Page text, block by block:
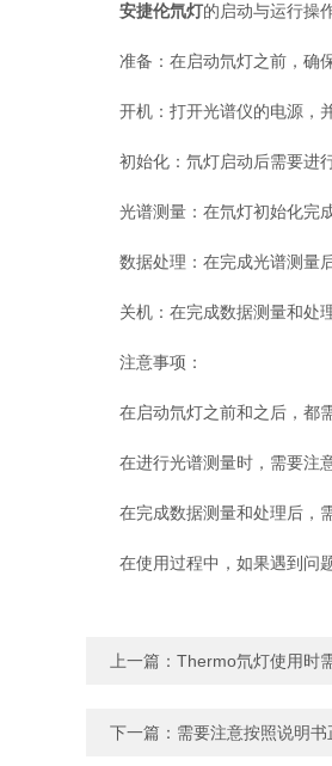
安捷伦氘灯的启动与运行操
准备：在启动氘灯之前，确保
开机：打开光谱仪的电源，并
初始化：氘灯启动后需要进行
光谱测量：在氘灯初始化完成
数据处理：在完成光谱测量后
关机：在完成数据测量和处理
注意事项：
在启动氘灯之前和之后，都需
在进行光谱测量时，需要注意
在完成数据测量和处理后，需
在使用过程中，如果遇到问题
上一篇： Thermo氘灯使用时
下一篇： 需要注意按照说明